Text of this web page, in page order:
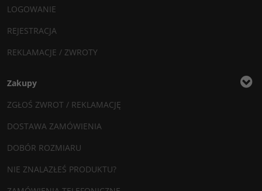
LOGOWANIE
REJESTRACJA
REKLAMACJE / ZWROTY
Zakupy
ZGŁOŚ ZWROT / REKLAMACJĘ
DOSTAWA ZAMÓWIENIA
DOBÓR ROZMIARU
NIE ZNALAZŁEŚ PRODUKTU?